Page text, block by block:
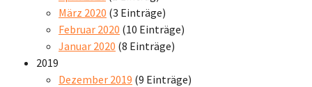
März 2020 (3 Einträge)
Februar 2020 (10 Einträge)
Januar 2020 (8 Einträge)
2019
Dezember 2019 (9 Einträge)